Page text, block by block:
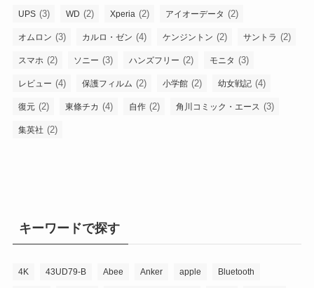
UPS (3) WD (2) Xperia (2) アイオーデータ (2)
オムロン (3) カルロ・ゼン (4) ケンジントン (2) サントラ (2)
スマホ (2) ソニー (3) ハンズフリー (2) モニタ (3)
レビュー (4) 保護フィルム (2) 小学館 (2) 幼女戦記 (4)
復元 (2) 東條チカ (4) 自作 (2) 角川コミック・エース (3)
集英社 (2)
キーワードで探す
4K 43UD79-B Abee Anker apple Bluetooth